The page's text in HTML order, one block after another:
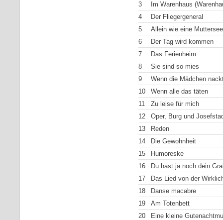
3
Im Warenhaus
4
Der Fliegergeneral
5
Allein wie eine
6
Der Tag wird kommen
7
Das Ferienheim
8
Sie sind so mies
9
Wenn die Mädchen
10
Wenn alle das täten
11
Zu leise für mich
12
Oper, Burg und
13
Reden
14
Die Gewohnheit
15
Humoreske
16
Du hast ja noch dein
17
Das Lied von der
18
Danse macabre
19
Am Totenbett
20
Eine kleine